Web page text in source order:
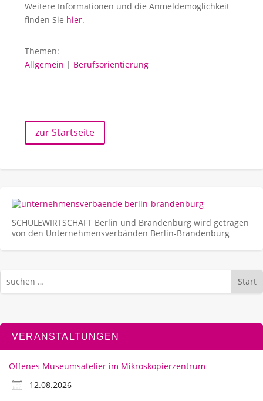
Weitere Informationen und die Anmeldemöglichkeit
finden Sie hier.
Themen:
Allgemein | Berufsorientierung
zur Startseite
SCHULEWIRTSCHAFT Berlin und Brandenburg wird getragen
von den Unternehmens­verbänden Berlin-Brandenburg
Start
VERANSTALTUNGEN
Offenes Museumsatelier im Mikroskopierzentrum
12.08.2026